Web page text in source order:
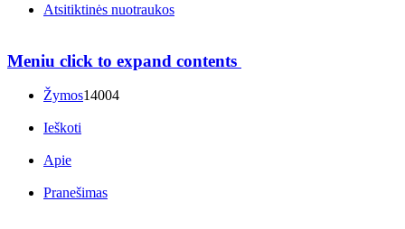
Atsitiktinės nuotraukos
Meniu click to expand contents
Žymos14004
Ieškoti
Apie
Pranešimas